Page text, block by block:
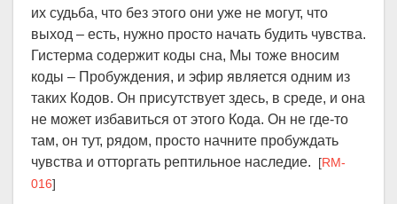
их судьба, что без этого они уже не могут, что
выход – есть, нужно просто начать будить чувства.
Гистерма содержит коды сна, Мы тоже вносим
коды – Пробуждения, и эфир является одним из
таких Кодов. Он присутствует здесь, в среде, и она
не может избавиться от этого Кода. Он не где-то
там, он тут, рядом, просто начните пробуждать
чувства и отторгать рептильное наследие. [RM-
016]